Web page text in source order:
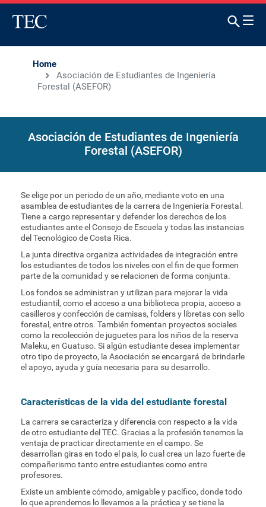
Home
Asociación de Estudiantes de Ingeniería
Forestal (ASEFOR)
Asociación de Estudiantes de Ingeniería
Forestal (ASEFOR)
Se elige por un periodo de un año, mediante voto en una
asamblea de estudiantes de la carrera de Ingeniería Forestal.
Tiene a cargo representar y defender los derechos de los
estudiantes ante el Consejo de Escuela y todas las instancias
del Tecnológico de Costa Rica.
La junta directiva organiza actividades de integración entre
los estudiantes de todos los niveles con el fin de que formen
parte de la comunidad y se relacionen de forma conjunta.
Los fondos se administran y utilizan para mejorar la vida
estudiantil, como el acceso a una biblioteca propia, acceso a
casilleros y confección de camisas, folders y libretas con sello
forestal, entre otros. También fomentan proyectos sociales
como la recolección de juguetes para los niños de la reserva
Maleku, en Guatuso. Si algún estudiante desea implementar
otro tipo de proyecto, la Asociación se encargará de brindarle
el apoyo, ayuda y guía necesaria para su desarrollo.
Características de la vida del estudiante forestal
La carrera se caracteriza y diferencia con respecto a la vida
de otro estudiante del TEC. Gracias a la profesión tenemos la
ventaja de practicar directamente en el campo. Se
desarrollan giras en todo el país, lo cual crea un lazo fuerte de
compañerismo tanto entre estudiantes como entre
profesores.
Existe un ambiente cómodo, amigable y pacífico, donde todo
lo que aprendemos lo llevamos a la práctica y se tiene la